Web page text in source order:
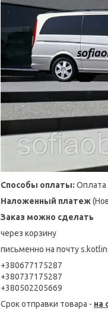
Способы оплаты: Оплата
Наложенный платеж
Заказ можно сделать
через корзину
письменно на почту
+380677175287
+380737175287
+380502205669
Срок отправки товара - на